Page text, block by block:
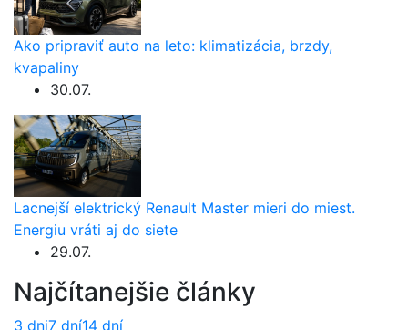
Ako pripraviť auto na leto: klimatizácia, brzdy,
kvapaliny
30.07.
Lacnejší elektrický Renault Master mieri do miest.
Energiu vráti aj do siete
29.07.
Najčítanejšie články
3 dni7 dní14 dní